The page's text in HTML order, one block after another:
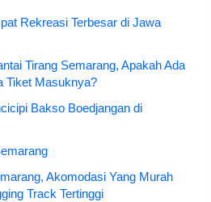
Rekreasi Terbesar di Jawa
Tirang Semarang, Apakah Ada
Tiket Masuknya?
Bakso Boedjangan di
Akomodasi Yang Murah
Track Tertinggi